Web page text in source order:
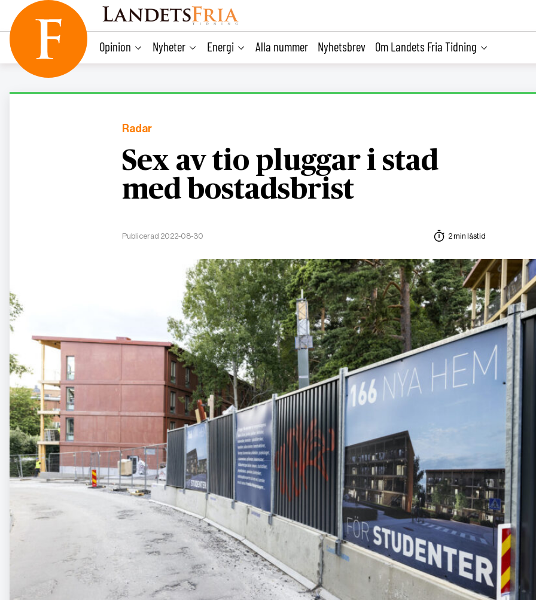
content
Opinion Nyheter Energi Alla nummer Nyhetsbrev Om Landets Fria Tidning
Radar
Sex av tio pluggar i stad
med bostadsbrist
Publicerad 2022-08-30 2 min lästid